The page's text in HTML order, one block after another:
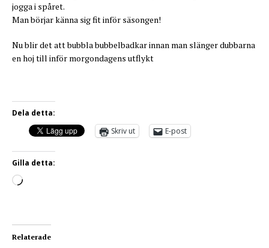
jogga i spåret.
Man börjar känna sig fit inför säsongen!
Nu blir det att bubbla bubbelbadkar innan man slänger dubbarna
en hoj till inför morgondagens utflykt
Dela detta:
Skriv ut
E-post
Gilla detta:
Relaterade